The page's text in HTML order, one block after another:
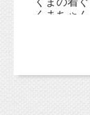
くまちゃ